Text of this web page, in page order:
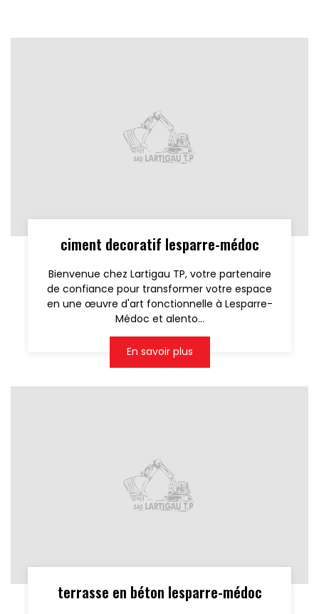
ciment decoratif lesparre-médoc
Bienvenue chez Lartigau TP, votre partenaire
de confiance pour transformer votre espace
en une œuvre d'art fonctionnelle à Lesparre-
Médoc et alento...
En savoir plus
terrasse en béton lesparre-médoc